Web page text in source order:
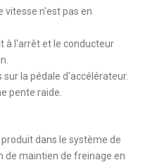
vitesse n'est pas en
à l'arrêt et le conducteur
sur la pédale d'accélérateur.
pente raide.
dans le système de
de maintien de freinage en